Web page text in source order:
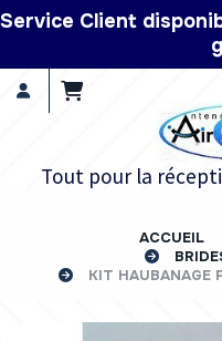
Service Client
Tout pour la
ACCUEIL
KIT HAUBANAGE